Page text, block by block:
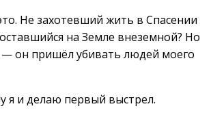
Не захотевший жить в Спасении
на Земле внеземной? Но
— он пришёл убивать людей моего
я и делаю первый выстрел.